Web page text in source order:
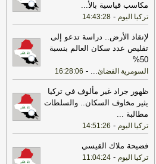
مكاسب قياسية بالأ...
تركيا اليوم -
14:43:28
لإنقاذ الأرض.. دراسة تدعو إلى
تقليص عدد سكان العالم بنسبة
50%
السومرية الفضائ...
-
16:28:06
ظهور جراد غير مألوف في تركيا
يثير مخاوف السكان.. والسلطات
مطالبة ...
تركيا اليوم -
14:51:26
فضيحة ملاك القيسي
تركيا اليوم -
11:04:24